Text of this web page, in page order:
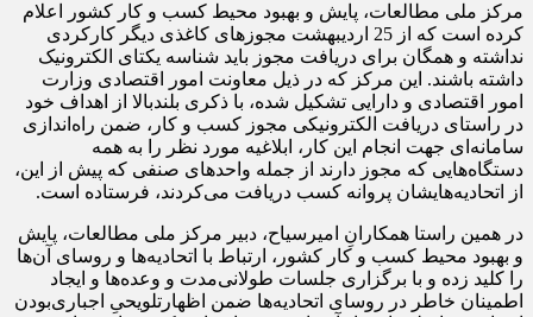
مرکز ملی مطالعات، پایش و بهبود محیط کسب و کار کشور اعلام
کرده است که از 25 اردیبهشت مجوزهای کاغذی دیگر کارکردی
نداشته و همگان برای دریافت مجوز باید شناسه یکتای الکترونیک
داشته باشند. این مرکز که در ذیل معاونت امور اقتصادی وزارت
امور اقتصادی و دارایی تشکیل شده، با ذکری بلندبالا از اهداف خود
در راستای دریافت الکترونیکی مجوز کسب و کار، ضمن راه‌اندازی
سامانه‌ای جهت انجام این کار، ابلاغیه مورد نظر را به همه
دستگاه‌هایی که مجوز دارند از جمله واحدهای صنفی که پیش از این،
از اتحادیه‌هایشان پروانه کسب دریافت می‌کردند، فرستاده است.
در همین راستا همکارانِ امیرسیاح، دبیر مرکز ملی مطالعات، پایش
و بهبود محیط کسب و کار کشور، ارتباط با اتحادیه‌ها و روسای آن‌ها
را کلید زده و با برگزاری جلسات طولانی‌مدت و وعده‌ها و ایجاد
اطمینان خاطر در روسای اتحادیه‌ها ضمن اظهارتلویحیِ اجباری‌بودن